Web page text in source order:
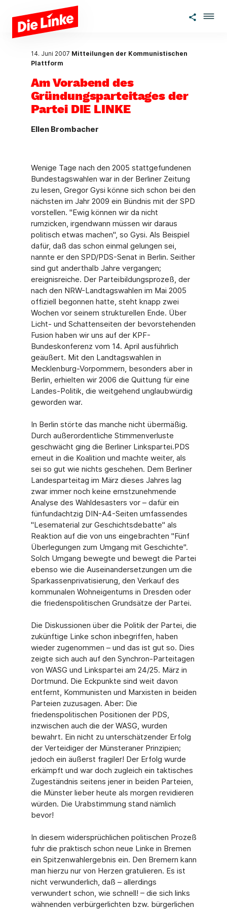
Zum Hauptinhalt springen
14. Juni 2007 Mitteilungen der Kommunistischen
Plattform
Am Vorabend des
Gründungsparteitages der
Partei DIE LINKE
Ellen Brombacher
Wenige Tage nach den 2005 stattgefundenen
Bundestagswahlen war in der Berliner Zeitung
zu lesen, Gregor Gysi könne sich schon bei den
nächsten im Jahr 2009 ein Bündnis mit der SPD
vorstellen. "Ewig können wir da nicht
rumzicken, irgendwann müssen wir daraus
politisch etwas machen", so Gysi. Als Beispiel
dafür, daß das schon einmal gelungen sei,
nannte er den SPD/PDS-Senat in Berlin. Seither
sind gut anderthalb Jahre vergangen;
ereignisreiche. Der Parteibildungsprozeß, der
nach den NRW-Landtagswahlen im Mai 2005
offiziell begonnen hatte, steht knapp zwei
Wochen vor seinem strukturellen Ende. Über
Licht- und Schattenseiten der bevorstehenden
Fusion haben wir uns auf der KPF-
Bundeskonferenz vom 14. April ausführlich
geäußert. Mit den Landtagswahlen in
Mecklenburg-Vorpommern, besonders aber in
Berlin, erhielten wir 2006 die Quittung für eine
Landes-Politik, die weitgehend unglaubwürdig
geworden war.
In Berlin störte das manche nicht übermäßig.
Durch außerordentliche Stimmenverluste
geschwächt ging die Berliner Linkspartei.PDS
erneut in die Koalition und machte weiter, als
sei so gut wie nichts geschehen. Dem Berliner
Landesparteitag im März dieses Jahres lag
zwar immer noch keine ernstzunehmende
Analyse des Wahldesasters vor – dafür ein
fünfundachtzig DIN-A4-Seiten umfassendes
"Lesematerial zur Geschichtsdebatte" als
Reaktion auf die von uns eingebrachten "Fünf
Überlegungen zum Umgang mit Geschichte".
Solch Umgang bewegte und bewegt die Partei
ebenso wie die Auseinandersetzungen um die
Sparkassenprivatisierung, den Verkauf des
kommunalen Wohneigentums in Dresden oder
die friedenspolitischen Grundsätze der Partei.
Die Diskussionen über die Politik der Partei, die
zukünftige Linke schon inbegriffen, haben
wieder zugenommen – und das ist gut so. Dies
zeigte sich auch auf den Synchron-Parteitagen
von WASG und Linkspartei am 24/25. März in
Dortmund. Die Eckpunkte sind weit davon
entfernt, Kommunisten und Marxisten in beiden
Parteien zuzusagen. Aber: Die
friedenspolitischen Positionen der PDS,
inzwischen auch die der WASG, wurden
bewahrt. Ein nicht zu unterschätzender Erfolg
der Verteidiger der Münsteraner Prinzipien;
jedoch ein äußerst fragiler! Der Erfolg wurde
erkämpft und war doch zugleich ein taktisches
Zugeständnis seitens jener in beiden Parteien,
die Münster lieber heute als morgen revidieren
würden. Die Urabstimmung stand nämlich
bevor!
In diesem widersprüchlichen politischen Prozeß
fuhr die praktisch schon neue Linke in Bremen
ein Spitzenwahlergebnis ein. Den Bremern kann
man hierzu nur von Herzen gratulieren. Es ist
nicht verwunderlich, daß – allerdings
verwundert schon, wie schnell! – die sich links
wähnenden verbürgerlichten bzw. bürgerlichen